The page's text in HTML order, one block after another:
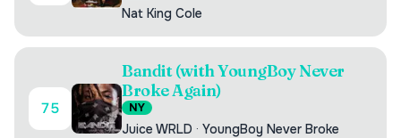
Nat King Cole
75
Bandit (with YoungBoy Never
Broke Again)
NY
Juice WRLD · YoungBoy Never Broke